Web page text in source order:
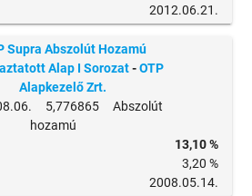
2012.06.21.
Supra Abszolút Hozamú
Alap I Sorozat-OTP
Alapkezelő Zrt.
5,776865 Abszolút
hozamú
13,10 %
3,20 %
2008.05.14.